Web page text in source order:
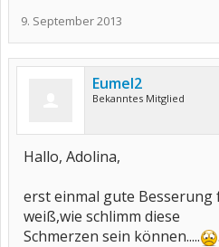
9. September 2013
Eumel2
Bekanntes Mitglied
Hallo, Adolina,
erst einmal gute Besserung
weiß,wie schlimm diese
Schmerzen sein können.....
.